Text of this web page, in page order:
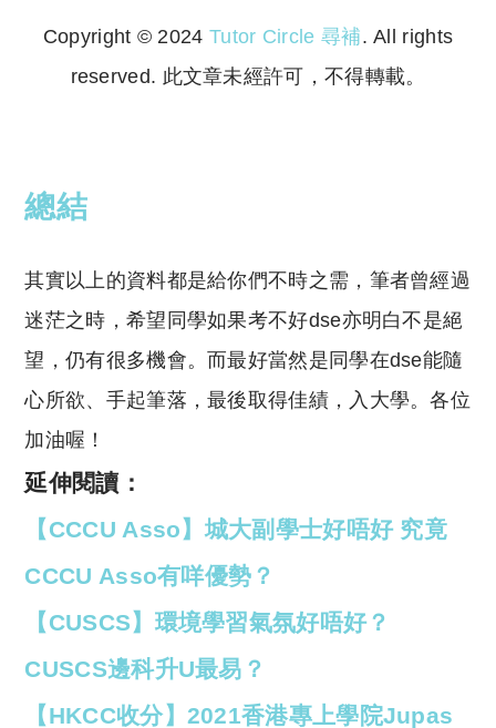
Copyright © 2024 Tutor Circle 尋補. All rights
reserved. 此文章未經許可，不得轉載。
總結
其實以上的資料都是給你們不時之需， 筆者曾經過
迷茫之時， 希望同學如果考不好dse亦明白不是絕
望，仍有很多機會。而最好當然是同學在dse能隨
心所欲、 手起筆落，最後取得佳績， 入大學。各位
加油喔！
延伸閱讀：
【CCCU Asso】城大副學士好唔好 究竟
CCCU Asso有咩優勢？
【CUSCS】環境學習氣氛好唔好？
CUSCS邊科升U最易？
【HKCC收分】2021香港專上學院Jupas